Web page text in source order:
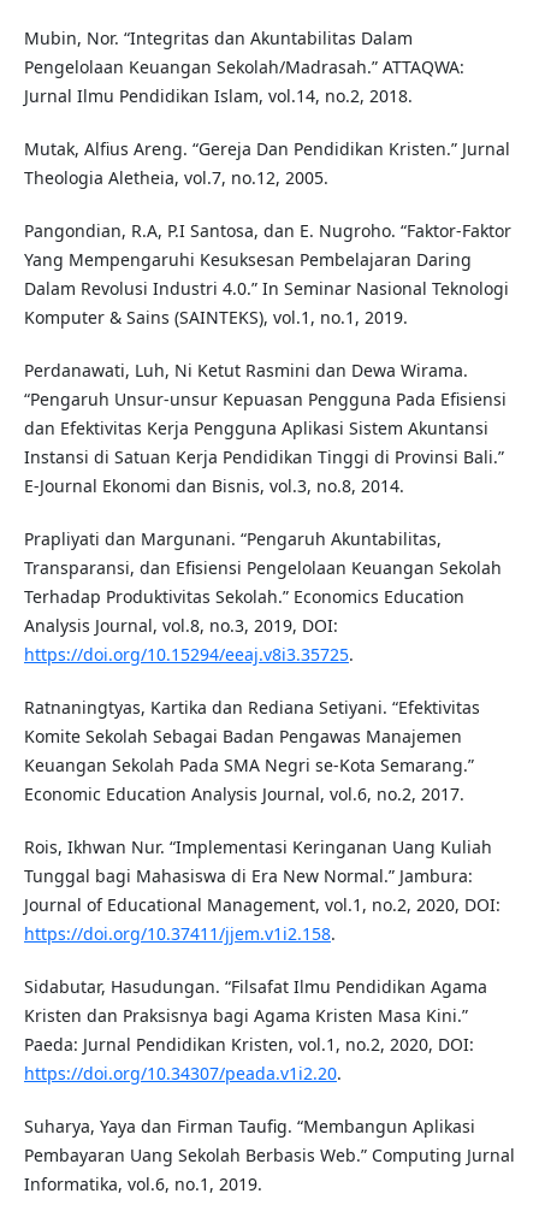
Mubin, Nor. “Integritas dan Akuntabilitas Dalam
Pengelolaan Keuangan Sekolah/Madrasah.” ATTAQWA:
Jurnal Ilmu Pendidikan Islam, vol.14, no.2, 2018.
Mutak, Alfius Areng. “Gereja Dan Pendidikan Kristen.” Jurnal
Theologia Aletheia, vol.7, no.12, 2005.
Pangondian, R.A, P.I Santosa, dan E. Nugroho. “Faktor-Faktor
Yang Mempengaruhi Kesuksesan Pembelajaran Daring
Dalam Revolusi Industri 4.0.” In Seminar Nasional Teknologi
Komputer & Sains (SAINTEKS), vol.1, no.1, 2019.
Perdanawati, Luh, Ni Ketut Rasmini dan Dewa Wirama.
“Pengaruh Unsur-unsur Kepuasan Pengguna Pada Efisiensi
dan Efektivitas Kerja Pengguna Aplikasi Sistem Akuntansi
Instansi di Satuan Kerja Pendidikan Tinggi di Provinsi Bali.”
E-Journal Ekonomi dan Bisnis, vol.3, no.8, 2014.
Prapliyati dan Margunani. “Pengaruh Akuntabilitas,
Transparansi, dan Efisiensi Pengelolaan Keuangan Sekolah
Terhadap Produktivitas Sekolah.” Economics Education
Analysis Journal, vol.8, no.3, 2019, DOI:
https://doi.org/10.15294/eeaj.v8i3.35725.
Ratnaningtyas, Kartika dan Rediana Setiyani. “Efektivitas
Komite Sekolah Sebagai Badan Pengawas Manajemen
Keuangan Sekolah Pada SMA Negri se-Kota Semarang.”
Economic Education Analysis Journal, vol.6, no.2, 2017.
Rois, Ikhwan Nur. “Implementasi Keringanan Uang Kuliah
Tunggal bagi Mahasiswa di Era New Normal.” Jambura:
Journal of Educational Management, vol.1, no.2, 2020, DOI:
https://doi.org/10.37411/jjem.v1i2.158.
Sidabutar, Hasudungan. “Filsafat Ilmu Pendidikan Agama
Kristen dan Praksisnya bagi Agama Kristen Masa Kini.”
Paeda: Jurnal Pendidikan Kristen, vol.1, no.2, 2020, DOI:
https://doi.org/10.34307/peada.v1i2.20.
Suharya, Yaya dan Firman Taufig. “Membangun Aplikasi
Pembayaran Uang Sekolah Berbasis Web.” Computing Jurnal
Informatika, vol.6, no.1, 2019.